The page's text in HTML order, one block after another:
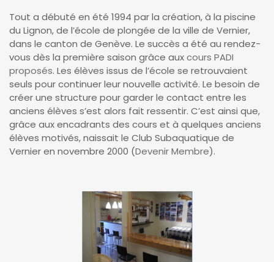
Tout a débuté en été 1994 par la création, à la piscine
du Lignon, de l’école de plongée de la ville de Vernier,
dans le canton de Genève. Le succès a été au rendez-
vous dès la première saison grâce auxcours PADI
proposés. Les élèves issus de l’école se retrouvaient
seuls pour continuer leur nouvelle activité. Le besoin de
créer une structure pour garder le contact entre les
anciens élèves s’est alors fait ressentir. C’est ainsi que,
grâce aux encadrants des cours et à quelques anciens
élèves motivés, naissait le Club Subaquatique de
Vernier en novembre 2000 (Devenir Membre).